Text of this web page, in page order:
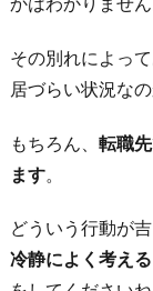
その別れによっ
居づらい状況な
もちろん、 転職
ます。
どういう行動が
冷静によく考える